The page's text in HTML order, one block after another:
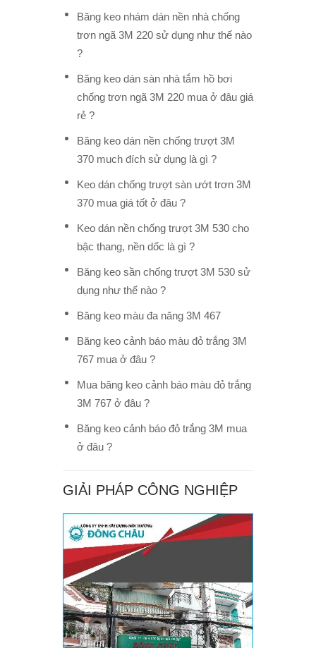
Băng keo nhám dán nền nhà chống
trơn ngã 3M 220 sử dụng như thế nào
?
Băng keo dán sàn nhà tắm hồ bơi
chống trơn ngã 3M 220 mua ở đâu giá
rẻ ?
Băng keo dán nền chống trượt 3M
370 much đích sử dụng là gì ?
Keo dán chống trượt sàn ướt trơn 3M
370 mua giá tốt ở đâu ?
Keo dán nền chống trượt 3M 530 cho
bậc thang, nền dốc là gì ?
Băng keo sần chống trượt 3M 530 sử
dụng như thế nào ?
Băng keo màu đa năng 3M 467
Băng keo cảnh báo màu đỏ trắng 3M
767 mua ở đâu ?
Mua băng keo cảnh báo màu đỏ trắng
3M 767 ở đâu ?
Băng keo cảnh báo đỏ trắng 3M mua
ở đâu ?
GIẢI PHÁP CÔNG NGHIỆP